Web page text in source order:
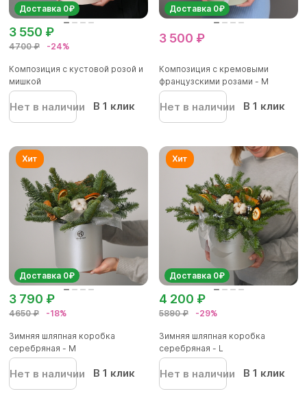
Доставка 0₽
4700 ₽ -24%
3 550 ₽
Композиция с кустовой розой и
мишкой
Нет в наличии В 1 клик
Доставка 0₽
3 500 ₽
Композиция с кремовыми
французскими розами - M
Нет в наличии В 1 клик
Доставка 0₽
4650 ₽ -18%
3 790 ₽
Зимняя шляпная коробка
серебряная - М
Нет в наличии В 1 клик
Доставка 0₽
5890 ₽ -29%
4 200 ₽
Зимняя шляпная коробка
серебряная - L
Нет в наличии В 1 клик